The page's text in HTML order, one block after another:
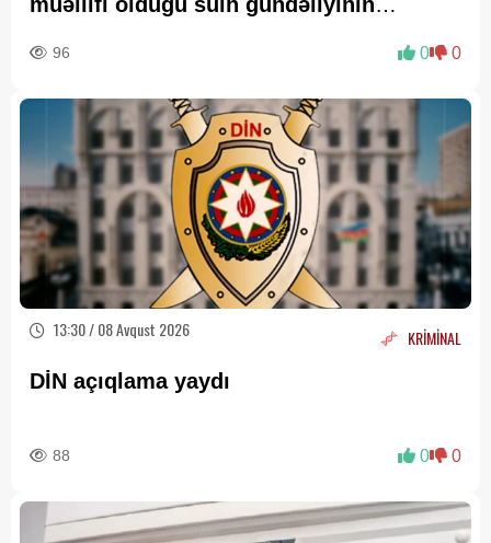
96 0 0
13:30 / 08 Avqust 2026 KRİMİNAL
DİN açıqlama yaydı
88 0 0